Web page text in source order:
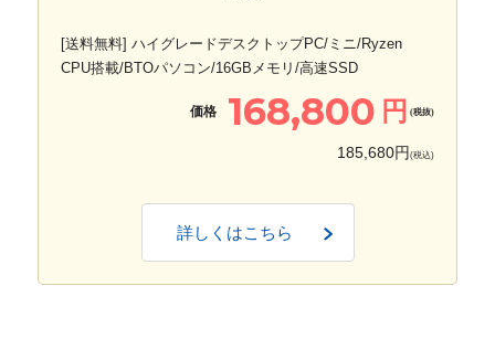
[送料無料] ハイグレードデスクトップPC/ミニ/Ryzen
CPU搭載/BTOパソコン/16GBメモリ/高速SSD
価格 168,800 円 (税抜)
185,680円 (税込)
詳しくはこちら